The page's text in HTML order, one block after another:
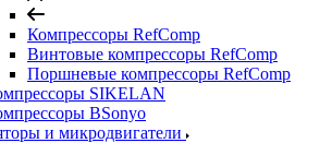
Компрессоры RefComp
Винтовые компрессоры RefComp
Поршневые компрессоры RefComp
SIKELAN
BSonyo
и микродвигатели